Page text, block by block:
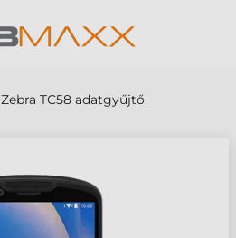
Zebra TC58 adatgyűjtő